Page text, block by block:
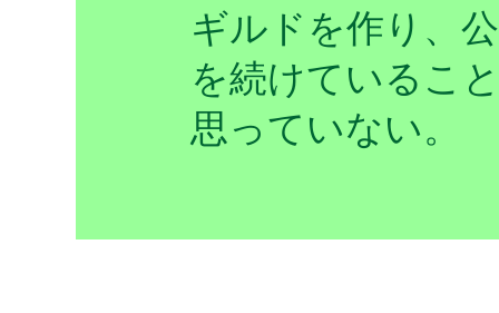
ギルドを作り、
を続けているこ
思っていない。